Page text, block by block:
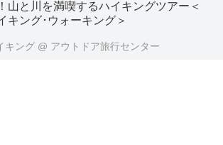
山と川を満喫するハイキングツアー＜
キング･ウォーキング＞
キング @ アウトドア旅行センター